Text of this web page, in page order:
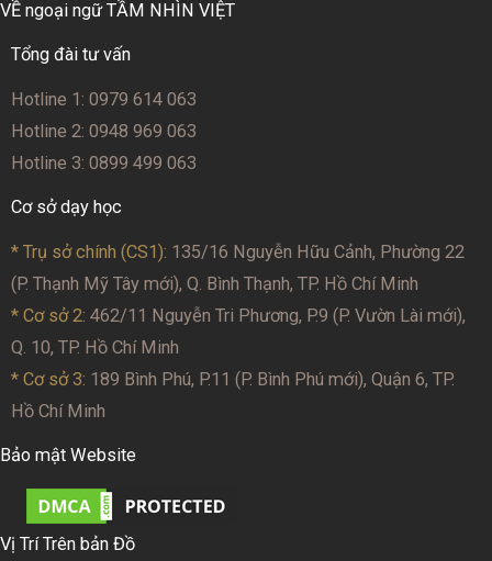
VỀ ngoại ngữ TẦM NHÌN VIỆT
Tổng đài tư vấn
Hotline 1: 0979 614 063
Hotline 2: 0948 969 063
Hotline 3: 0899 499 063
Cơ sở dạy học
* Trụ sở chính (CS1): 135/16 Nguyễn Hữu Cảnh, Phường 22
(P. Thạnh Mỹ Tây mới), Q. Bình Thạnh, TP. Hồ Chí Minh
* Cơ sở 2: 462/11 Nguyễn Tri Phương, P.9 (P. Vườn Lài mới),
Q. 10, TP. Hồ Chí Minh
* Cơ sở 3: 189 Bình Phú, P.11 (P. Bình Phú mới), Quận 6, TP.
Hồ Chí Minh
Bảo mật Website
Vị Trí Trên bản Đồ